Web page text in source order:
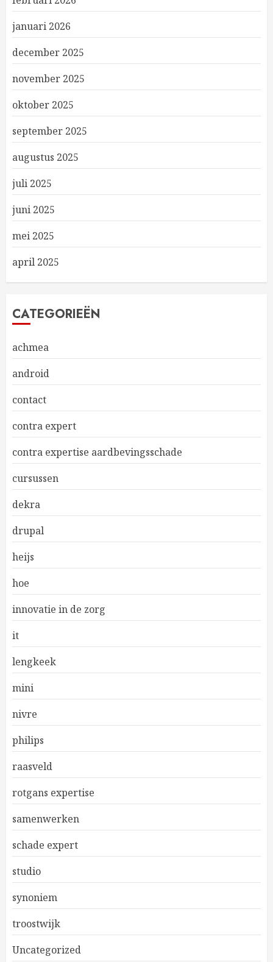
januari 2026
december 2025
november 2025
oktober 2025
september 2025
augustus 2025
juli 2025
juni 2025
mei 2025
april 2025
CATEGORIEËN
achmea
android
contact
contra expert
contra expertise aardbevingsschade
cursussen
dekra
drupal
heijs
hoe
innovatie in de zorg
it
lengkeek
mini
nivre
philips
raasveld
rotgans expertise
samenwerken
schade expert
studio
synoniem
troostwijk
Uncategorized